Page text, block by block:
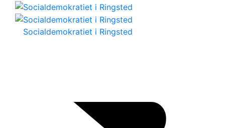
Socialdemokratiet i Ringsted